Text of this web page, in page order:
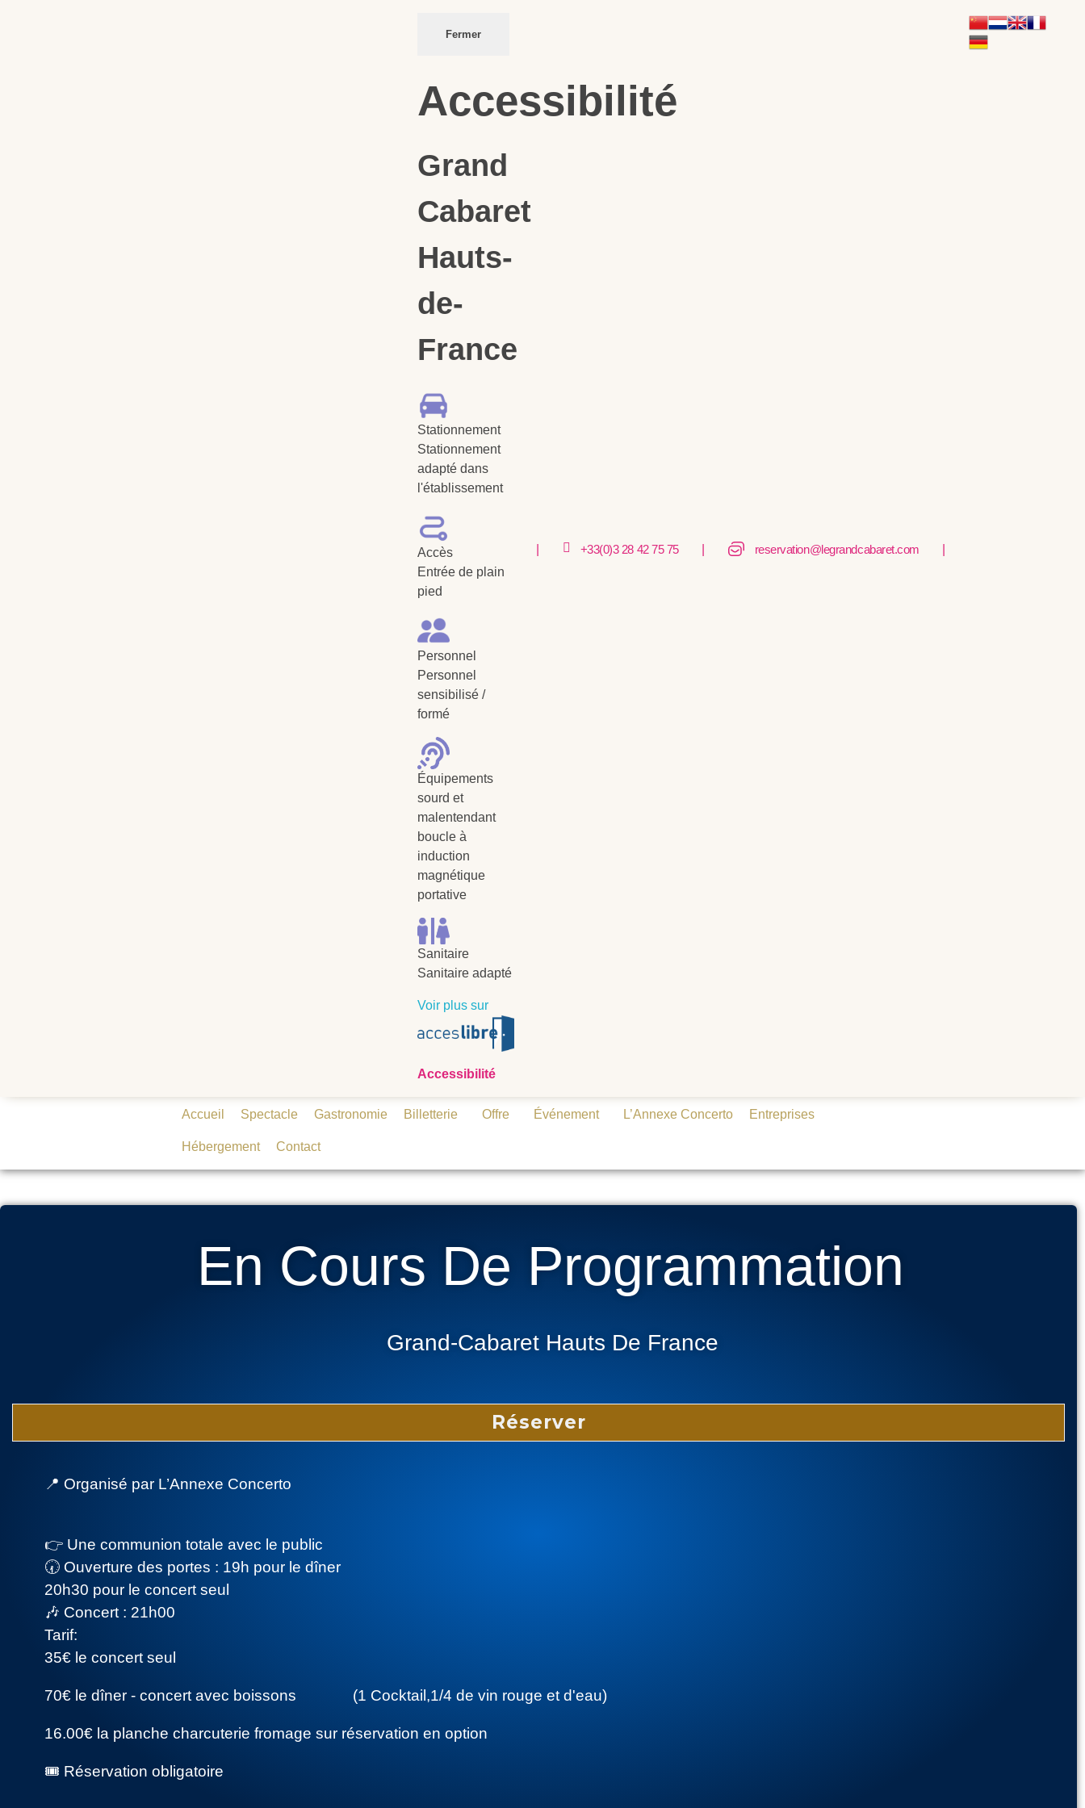
Fermer
Accessibilité
Grand
Cabaret
Hauts-
de-
France
Stationnement
Stationnement
adapté dans
l'établissement
Accès
Entrée de plain
pied
Personnel
Personnel
sensibilisé /
formé
Équipements
sourd et
malentendant
boucle à
induction
magnétique
portative
Sanitaire
Sanitaire adapté
Voir plus sur
Accessibilité
+33(0)3 28 42 75 75 reservation@legrandcabaret.com
Accueil Spectacle Gastronomie Billetterie Offre Événement L’Annexe Concerto Entreprises
Hébergement Contact
En Cours De Programmation
Grand-Cabaret Hauts De France
Réserver
📍 Organisé par L’Annexe Concerto
👉 Une communion totale avec le public
🕢 Ouverture des portes : 19h pour le dîner
20h30 pour le concert seul
🎶 Concert : 21h00
Tarif:
35€ le concert seul
70€ le dîner - concert avec boissons (1 Cocktail,1/4 de vin rouge et d'eau)
16.00€ la planche charcuterie fromage sur réservation en option
🎟️ Réservation obligatoire